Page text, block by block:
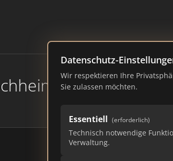
Datenschutz-
Wir respektieren Ihre
Sie zulassen möchten.
Essentiell (erforderlich)
Technisch notwendige
Verwaltung.
– Ranking Juli